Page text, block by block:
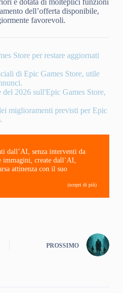
e dotata di molteplici funzioni
dell’offerta disponibile,
favorevoli.
Store per restare aggiornati
di Epic Games Store, utile
2026 sull'Epic Games Store,
miglioramenti previsti per Epic
dall’AI, senza interventi da
immagini, create dall’AI,
attinenza con il suo
(scopri di più)
PROSSIMO